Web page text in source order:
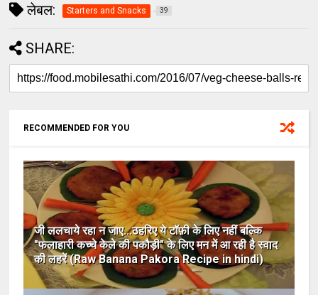
लेबल: Starters and Snacks 39
SHARE:
RECOMMENDED FOR YOU
जी ललचाये रहा न जाए...ठहरिए ये टॉफ़ी के लिए नहीं बल्कि
"फलाहारी कच्चे केले की पकौड़ी" के लिए मन में आ रही है स्वाद
की लहरें (Raw Banana Pakora Recipe in hindi)